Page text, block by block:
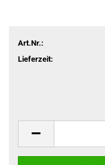
Art.Nr.:
Lieferzeit: